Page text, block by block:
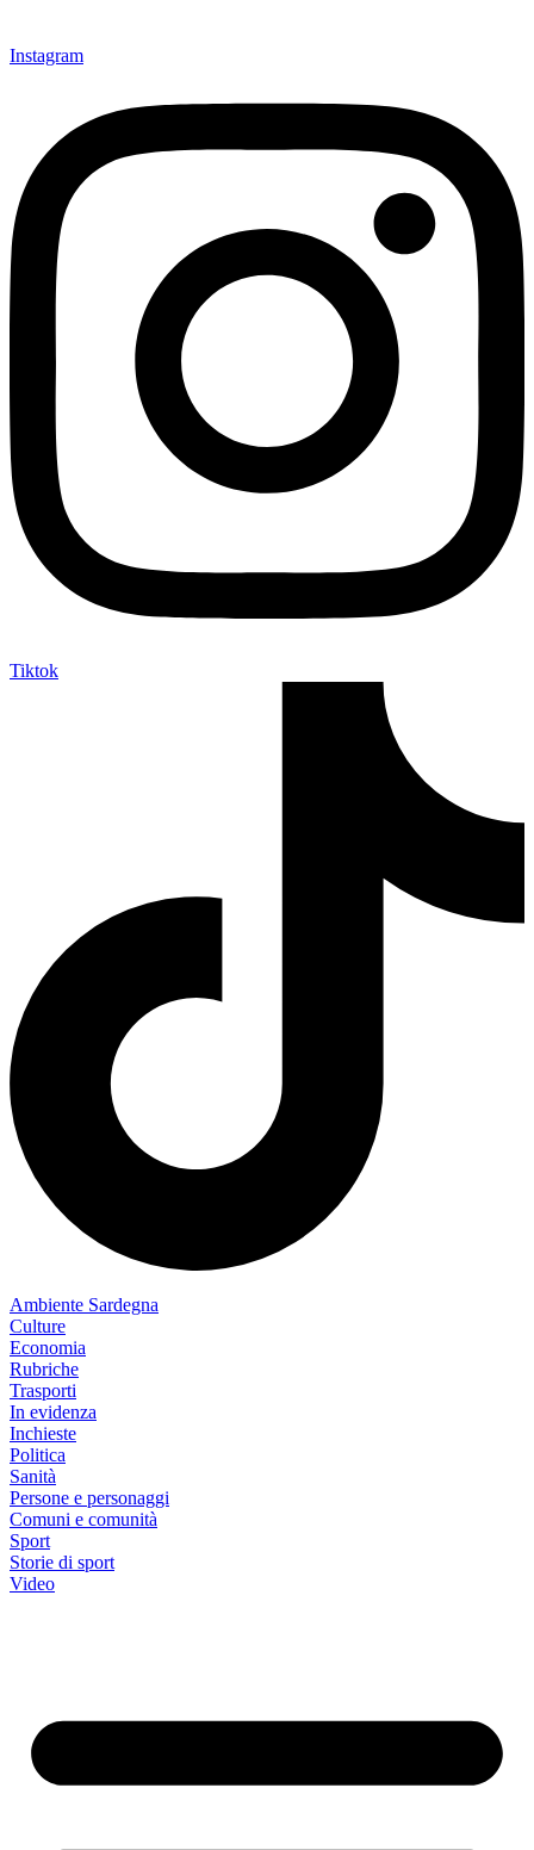
Instagram
Tiktok
Ambiente Sardegna
Culture
Economia
Rubriche
Trasporti
In evidenza
Inchieste
Politica
Sanità
Persone e personaggi
Comuni e comunità
Sport
Storie di sport
Video